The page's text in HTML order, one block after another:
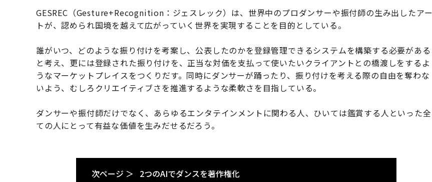
GESREC（Gesture+Recognition：ジェスレック）は、世界中のプロダンサーや振付師の生み出したアー
トが、認められ国境を越えて広がっていく世界を実現することを目的としている。
誰がいつ、どのような振り付けを考案し、公表したのかを登録管理できるシステムを構築する必要がある
と考え、更には登録された振り付けを、正当な対価を支払って使いたいクライアントとの橋渡しをするよ
うなマーケットプレイスをつくりだす。同時にダンサーが踊ったり、振り付けを考える際の自由を奪わな
いよう、むしろクリエイティブさを推進するような柔軟さを目指している。
ダンサーや振付師だけでなく、あらゆるエンタテインメントに関わる人、ひいては鑑賞する人といった全
ての人にとって有益な価値を生みだせるだろう。
次ページ ＞ 2つのAIでダンスを著作権化